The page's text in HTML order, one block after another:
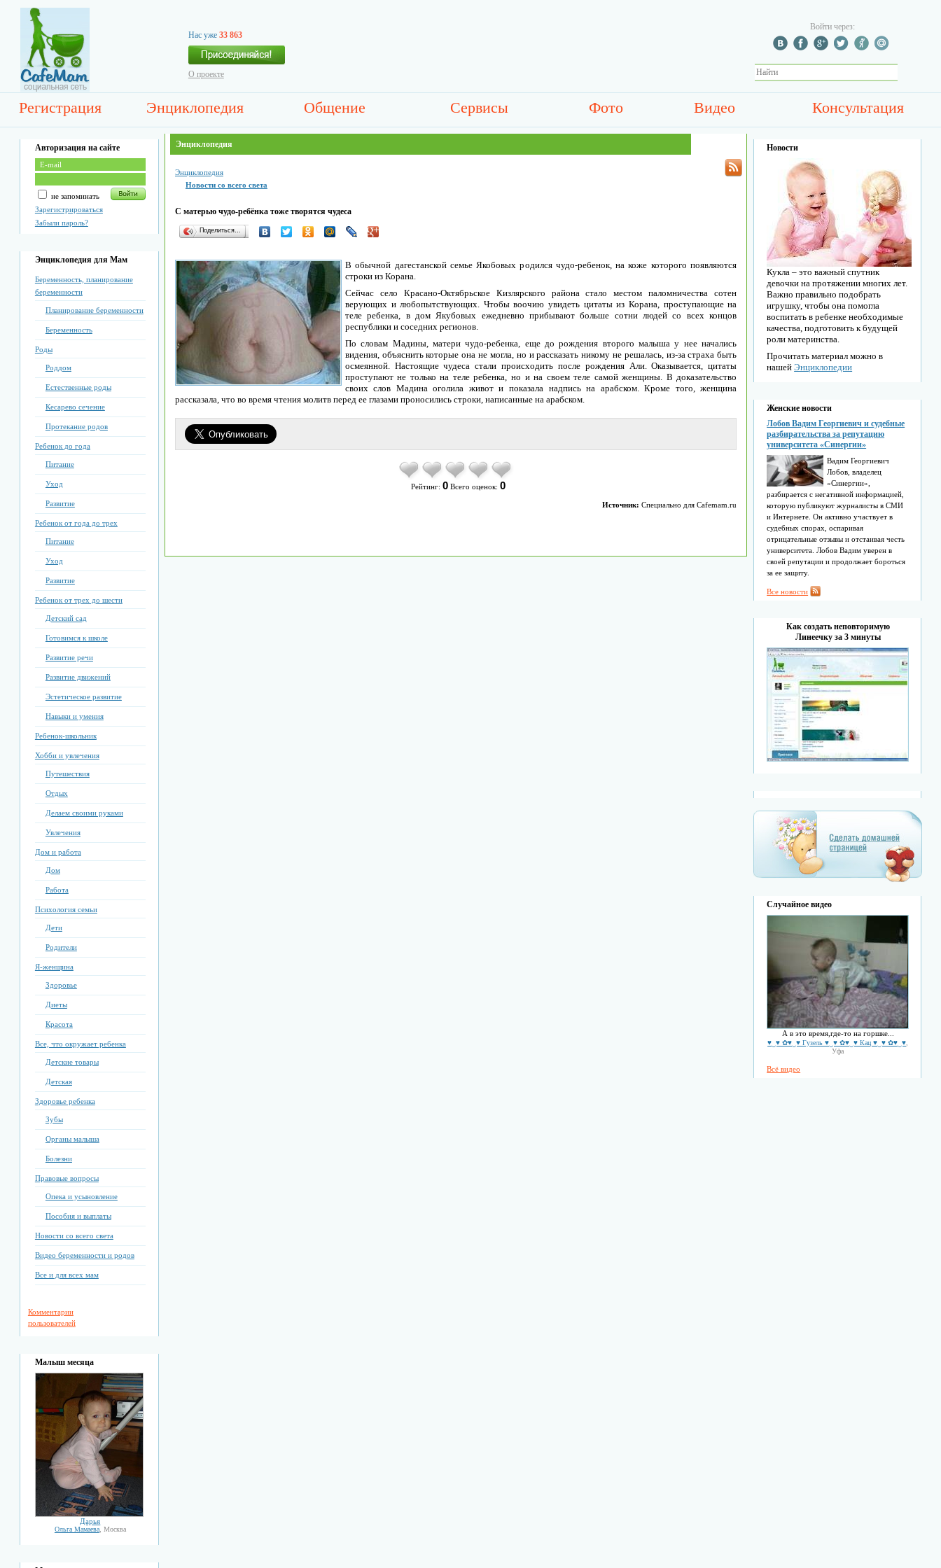
Нас уже 33 863
О проекте
Войти через:
Регистрация Энциклопедия Общение Сервисы Фото Видео Консультация
Авторизация на сайте
не запоминать
Зарегистрироваться
Забыли пароль?
Энциклопедия для Мам
Беременность, планирование
беременности
Планирование беременности
Беременность
Роды
Роддом
Естественные роды
Кесарево сечение
Протекание родов
Ребенок до года
Питание
Уход
Развитие
Ребенок от года до трех
Питание
Уход
Развитие
Ребенок от трех до шести
Детский сад
Готовимся к школе
Развитие речи
Развитие движений
Эстетическое развитие
Навыки и умения
Ребенок-школьник
Хобби и увлечения
Путешествия
Отдых
Делаем своими руками
Увлечения
Дом и работа
Дом
Работа
Психология семьи
Дети
Родители
Я-женщина
Здоровье
Диеты
Красота
Все, что окружает ребенка
Детские товары
Детская
Здоровье ребенка
Зубы
Органы малыша
Болезни
Правовые вопросы
Опека и усыновление
Пособия и выплаты
Новости со всего света
Видео беременности и родов
Все и для всех мам
Комментарии
пользователей
Малыш месяца
Дарья
Ольга Мамаева, Москва
Энциклопедия
Энциклопедия
Новости со всего света
С матерью чудо-ребёнка тоже творятся чудеса
Поделиться…
В обычной дагестанской семье Якобовых родился чудо-ребенок, на коже которого появляются
строки из Корана.
Сейчас село Красано-Октябрьское Кизлярского района стало местом паломничества сотен
верующих и любопытствующих. Чтобы воочию увидеть цитаты из Корана, проступающие на
теле ребенка, в дом Якубовых ежедневно прибывают больше сотни людей со всех концов
республики и соседних регионов.
По словам Мадины, матери чудо-ребенка, еще до рождения второго малыша у нее начались
видения, объяснить которые она не могла, но и рассказать никому не решалась, из-за страха быть
осмеянной. Настоящие чудеса стали происходить после рождения Али. Оказывается, цитаты
проступают не только на теле ребенка, но и на своем теле самой женщины. В доказательство
своих слов Мадина оголила живот и показала надпись на арабском. Кроме того, женщина
рассказала, что во время чтения молитв перед ее глазами проносились строки, написанные на арабском.
Рейтинг: 0Всего оценок: 0
Источник: Специально для Cafemam.ru
Новости
Кукла – это важный спутник
девочки на протяжении многих лет.
Важно правильно подобрать
игрушку, чтобы она помогла
воспитать в ребенке необходимые
качества, подготовить к будущей
роли материнства.
Прочитать материал можно в
нашейЭнциклопедии
Женские новости
Лобов Вадим Георгиевич и судебные
разбирательства за репутацию
университета «Синергии»
Вадим Георгиевич
Лобов, владелец
«Синергии»,
разбирается с негативной информацией,
которую публикуют журналисты в СМИ
и Интернете. Он активно участвует в
судебных спорах, оспаривая
отрицательные отзывы и отстаивая честь
университета. Лобов Вадим уверен в
своей репутации и продолжает бороться
за ее защиту.
Все новости
Как создать неповторимую
Линеечку за 3 минуты
Случайное видео
А в это время,где-то на горшке...
♥‿♥ ✿♥‿♥ Гузель ♥‿♥ ✿♥‿♥ Кац ♥‿♥ ✿♥‿♥
Уфа
Всё видео